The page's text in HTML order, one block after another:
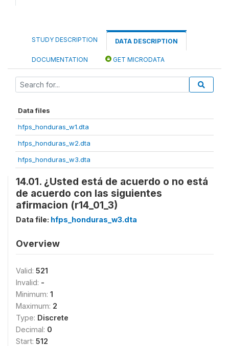
STUDY DESCRIPTION DATA DESCRIPTION
DOCUMENTATION GET MICRODATA
Data files
hfps_honduras_w1.dta
hfps_honduras_w2.dta
hfps_honduras_w3.dta
14.01. ¿Usted está de acuerdo o no está
de acuerdo con las siguientes
afirmacion (r14_01_3)
Data file: hfps_honduras_w3.dta
Overview
Valid: 521
Invalid: -
Minimum: 1
Maximum: 2
Type: Discrete
Decimal: 0
Start: 512